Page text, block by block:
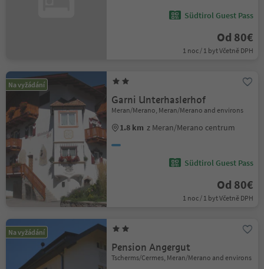
Südtirol Guest Pass
Od 80€
1 noc / 1 byt Včetně DPH
Na vyžádání
Garni Unterhaslerhof
Meran/Merano, Meran/Merano and environs
1.8 km z Meran/Merano centrum
Südtirol Guest Pass
Od 80€
1 noc / 1 byt Včetně DPH
Na vyžádání
Pension Angergut
Tscherms/Cermes, Meran/Merano and environs